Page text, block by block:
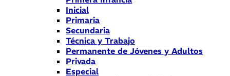
Inicial
Primaria
Secundaria
Técnica y Trabajo
Permanente de Jóvenes y Adultos
Privada
Especial